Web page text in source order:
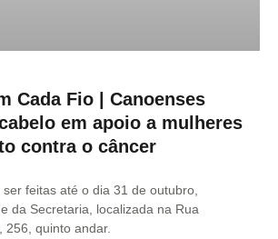
Cada Fio | Canoenses
em apoio a mulheres
contra o câncer
feitas até o dia 31 de outubro,
da Secretaria, localizada na Rua
256, quinto andar.